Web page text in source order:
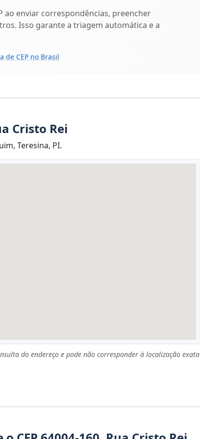
ao enviar correspondências, preencher
Isso garante a triagem automática e a
de CEP no Brasil
Cristo Rei
Teresina, PI.
do endereço e pode não corresponder à localização exata